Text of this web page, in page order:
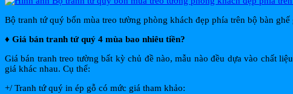
Bộ tranh tứ quý bốn mùa treo tường phòng khách đẹp phía trên bộ bàn ghế
♦ Giá bán tranh tứ quý 4 mùa bao nhiêu tiền?
Giá bán tranh treo tường bất kỳ chủ đề nào, mẫu nào đều dựa vào chất
giá khác nhau. Cụ thể:
+/ Tranh tứ quý in ép gỗ có mức giá tham khảo: